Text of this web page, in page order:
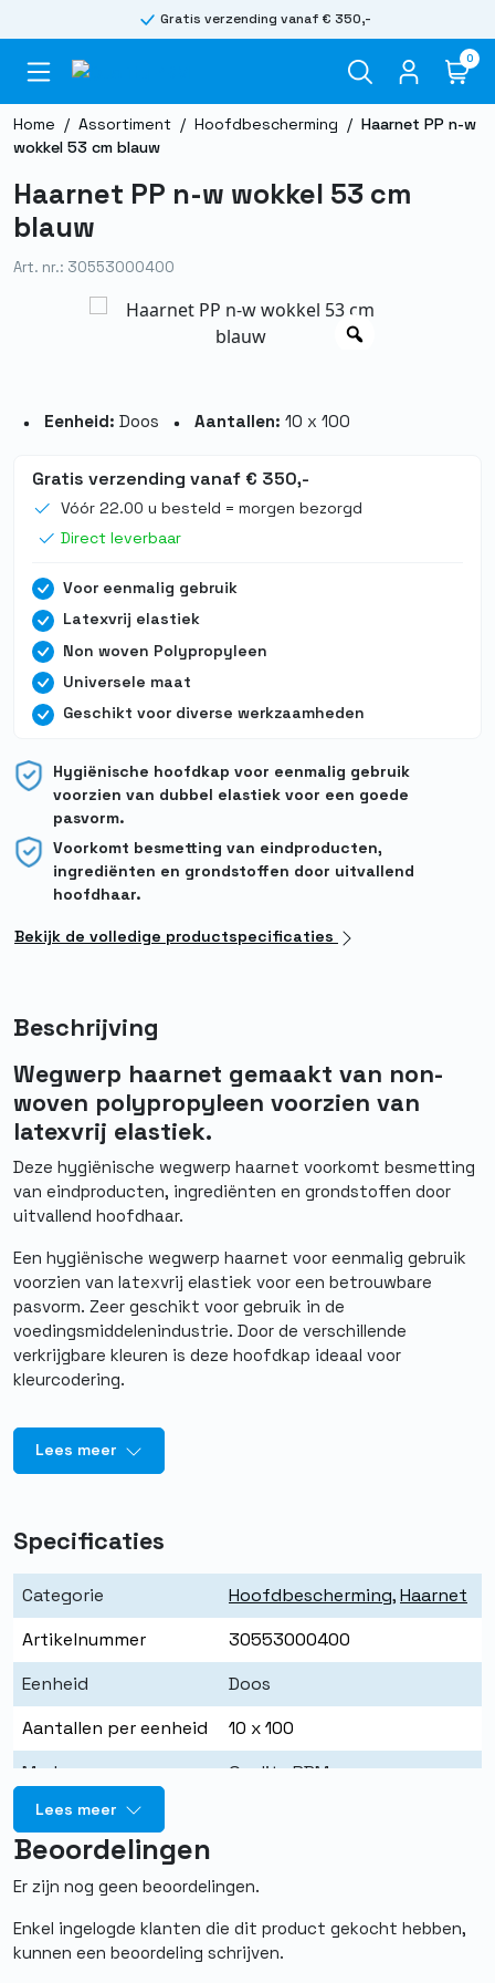
Gratis verzending vanaf € 350,-
0
Home / Assortiment / Hoofdbescherming / Haarnet PP n-w
wokkel 53 cm blauw
Haarnet PP n-w wokkel 53 cm
blauw
Art. nr.: 30553000400
Eenheid: Doos Aantallen: 10 x 100
Gratis verzending vanaf € 350,-
Vóór 22.00 u besteld = morgen bezorgd
Direct leverbaar
Voor eenmalig gebruik
Latexvrij elastiek
Non woven Polypropyleen
Universele maat
Geschikt voor diverse werkzaamheden
Hygiënische hoofdkap voor eenmalig gebruik
voorzien van dubbel elastiek voor een goede
pasvorm.
Voorkomt besmetting van eindproducten,
ingrediënten en grondstoffen door uitvallend
hoofdhaar.
Bekijk de volledige productspecificaties
Beschrijving
Wegwerp haarnet gemaakt van non-
woven polypropyleen voorzien van
latexvrij elastiek.
Deze hygiënische wegwerp haarnet voorkomt besmetting
van eindproducten, ingrediënten en grondstoffen door
uitvallend hoofdhaar.
Een hygiënische wegwerp haarnet voor eenmalig gebruik
voorzien van latexvrij elastiek voor een betrouwbare
pasvorm. Zeer geschikt voor gebruik in de
voedingsmiddelenindustrie. Door de verschillende
verkrijgbare kleuren is deze hoofdkap ideaal voor
kleurcodering.
Lees meer
Specificaties
Categorie Hoofdbescherming,Haarnet
Artikelnummer
30553000400
Eenheid
Doos
Aantallen per eenheid
10 x 100
Merk
Quality PBM
Kleur
Maat
Type
Wokkel
Lees meer
Beoordelingen
Er zijn nog geen beoordelingen.
Enkel ingelogde klanten die dit product gekocht hebben,
kunnen een beoordeling schrijven.